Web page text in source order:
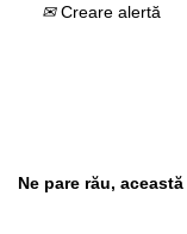
Creare alertă
Ne pare rău,